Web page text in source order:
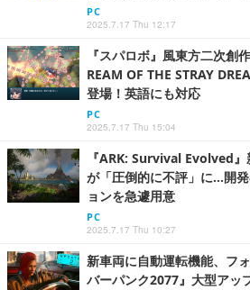
PC
2025.7.17 Thu 12:17
『スパロボ』風東方二次創
REAM OF THE STRAY
登場！英語にも対応
PC
2025.7.17 Thu 15:04
『ARK: Survival Evolved
が「圧倒的に不評」に…開
ョンを急遽用意
PC
2025.7.17 Thu 10:27
新車両に自動運転機能、フ
バーパンク2077』大型アッ